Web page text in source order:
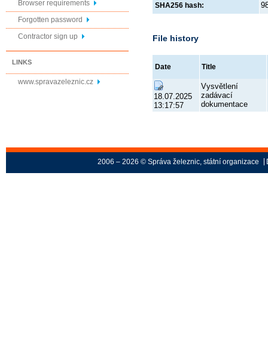
Browser requirements
Forgotten password
Contractor sign up
LINKS
www.spravazeleznic.cz
SHA256 hash:
File history
Date Title
18.07.2025
13:17:57
Vysvětlení
zadávací
dokumentace
2006 – 2026 © Správa železnic, státní organizace